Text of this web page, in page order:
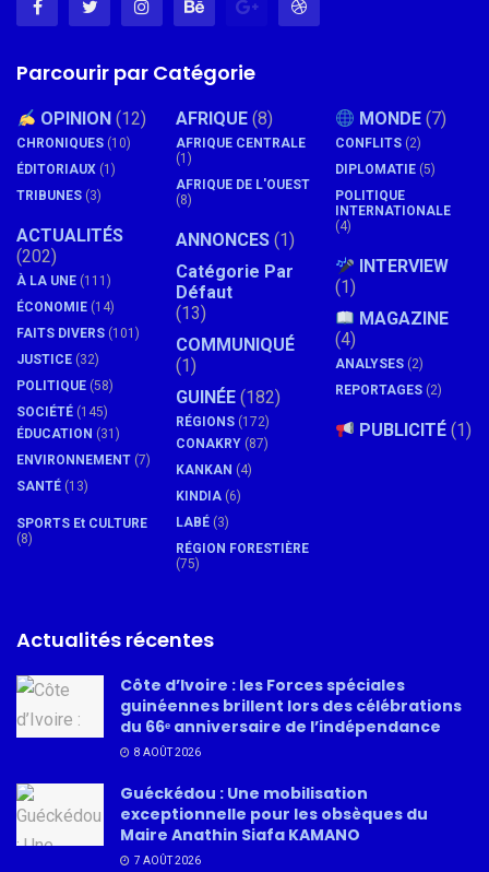
Parcourir par Catégorie
OPINION (12)
CHRONIQUES (10)
ÉDITORIAUX (1)
TRIBUNES (3)
ACTUALITÉS
(202)
À LA UNE (111)
ÉCONOMIE (14)
FAITS DIVERS (101)
JUSTICE (32)
POLITIQUE (58)
SOCIÉTÉ (145)
ÉDUCATION (31)
ENVIRONNEMENT (7)
SANTÉ (13)
SPORTS Et CULTURE
(8)
AFRIQUE (8)
AFRIQUE CENTRALE
(1)
AFRIQUE DE L'OUEST
(8)
ANNONCES (1)
Catégorie Par
Défaut
(13)
COMMUNIQUÉ
(1)
GUINÉE (182)
RÉGIONS (172)
CONAKRY (87)
KANKAN (4)
KINDIA (6)
LABÉ (3)
RÉGION FORESTIÈRE
(75)
MONDE (7)
CONFLITS (2)
DIPLOMATIE (5)
POLITIQUE
INTERNATIONALE
(4)
INTERVIEW
(1)
MAGAZINE
(4)
ANALYSES (2)
REPORTAGES (2)
PUBLICITÉ (1)
Actualités récentes
Côte d’Ivoire : les Forces spéciales
guinéennes brillent lors des célébrations
du 66ᵉ anniversaire de l’indépendance
8 AOÛT 2026
Guéckédou : Une mobilisation
exceptionnelle pour les obsèques du
Maire Anathin Siafa KAMANO
7 AOÛT 2026